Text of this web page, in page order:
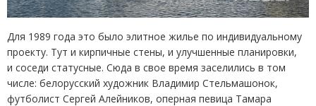
Для 1989 года это было элитное жилье по индивидуальному
проекту. Тут и кирпичные стены, и улучшенные планировки,
и соседи статусные. Сюда в свое время заселились в том
числе: белорусский художник Владимир Стельмашонок,
футболист Сергей Алейников, оперная певица Тамара